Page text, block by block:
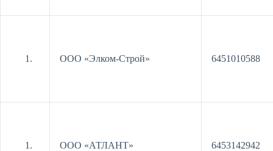
ООО «Элком-Строй» 6451010588
ООО «АТЛАНТ» 6453142942